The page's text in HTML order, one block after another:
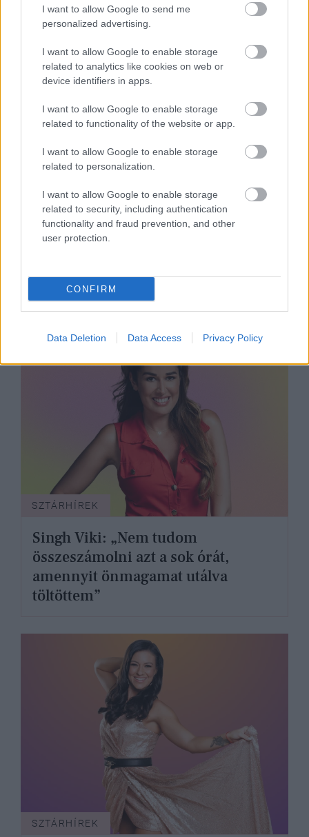
I want to allow Google to send me
personalized advertising.
I want to allow Google to enable storage
related to analytics like cookies on web or
device identifiers in apps.
I want to allow Google to enable storage
related to functionality of the website or app.
I want to allow Google to enable storage
related to personalization.
I want to allow Google to enable storage
related to security, including authentication
functionality and fraud prevention, and other
user protection.
CONFIRM
Data Deletion Data Access Privacy Policy
SZTÁRHÍREK
Wolf Kati: „Nem lehet annyira
félve ne ugorjunk bele valamibe”
SZTÁRHÍREK
Singh Viki: „Nem tudom
összeszámolni azt a sok órát,
amennyit önmagamat utálva
töltöttem”
SZTÁRHÍREK